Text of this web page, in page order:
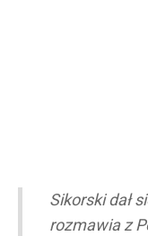
Sikorski dał
rozmawia z